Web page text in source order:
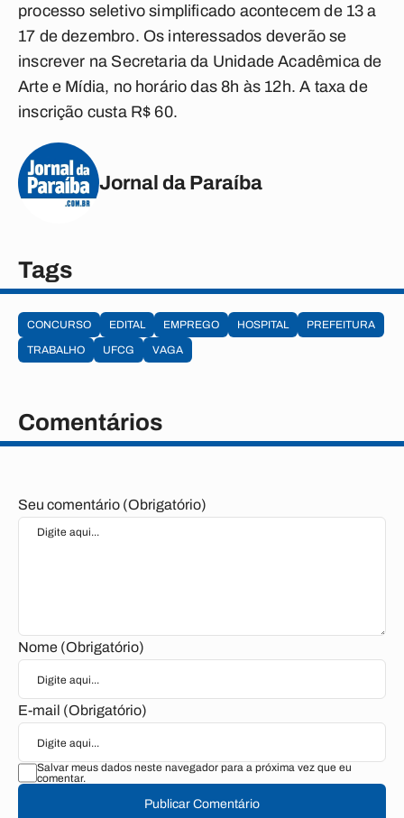
processo seletivo simplificado acontecem de 13 a
17 de dezembro. Os interessados deverão se
inscrever na Secretaria da Unidade Acadêmica de
Arte e Mídia, no horário das 8h às 12h. A taxa de
inscrição custa R$ 60.
Jornal da Paraíba
Tags
CONCURSO EDITAL EMPREGO HOSPITAL
PREFEITURA
TRABALHO
UFCG VAGA
Comentários
Seu comentário (Obrigatório)
Nome (Obrigatório)
E-mail (Obrigatório)
Salvar meus dados neste navegador para a próxima vez que eu
comentar.
Publicar Comentário